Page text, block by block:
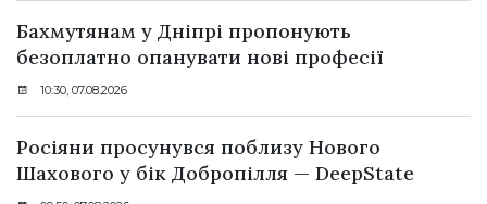
Бахмутянам у Дніпрі пропонують
безоплатно опанувати нові професії
10:30, 07.08.2026
Росіяни просунувся поблизу Нового
Шахового у бік Добропілля — DeepState